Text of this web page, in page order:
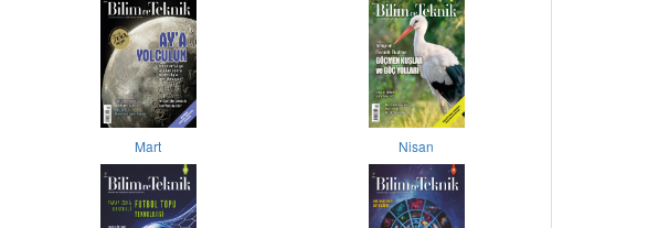
Mart Nisan